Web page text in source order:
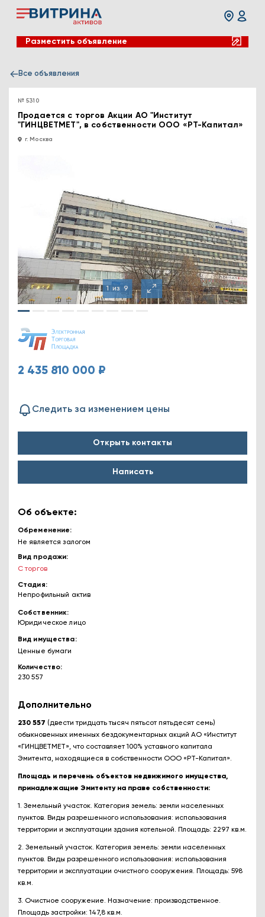
Разместить объявление
Все объявления
№ 5310
Продается с торгов Акции АО "Институт
"ГИНЦВЕТМЕТ", в собственности ООО «РТ-Капитал»
г. Москва
1 из9
2 435 810 000 ₽
Следить за изменением цены
Открыть контакты
Написать
Об объекте:
Обременение
Не является залогом
Вид продажи
С торгов
Стадия
Непрофильный актив
Собственник
Юридическое лицо
Вид имущества
Ценные бумаги
Количество
230 557
Дополнительно
230 557 (двести тридцать тысяч пятьсот пятьдесят семь)
обыкновенных именных бездокументарных акций АО «Институт
«ГИНЦВЕТМЕТ», что составляет 100% уставного капитала
Эмитента, находящиеся в собственности ООО «РТ-Капитал».
Площадь и перечень объектов недвижимого имущества,
принадлежащие Эмитенту на праве собственности:
1. Земельный участок. Категория земель: земли населенных
пунктов. Виды разрешенного использования: использования
территории и эксплуатации здания котельной. Площадь: 2297 кв.м.
2. Земельный участок. Категория земель: земли населенных
пунктов. Виды разрешенного использования: использования
территории и эксплуатации очистного сооружения. Площадь: 598
кв.м.
3. Очистное сооружение. Назначение: производственное.
Площадь застройки: 147,8 кв.м.